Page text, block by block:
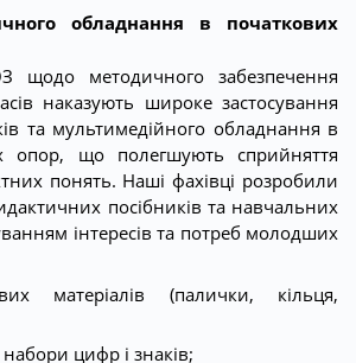
обладнання в початкових
щодо методичного забезпечення
наказують широке застосування
та мультимедійного обладнання в
опор, що полегшують сприйняття
понять. Наші фахівці розробили
посібників та навчальних
інтересів та потреб молодших
матеріалів (палички, кільця,
цифр і знаків;